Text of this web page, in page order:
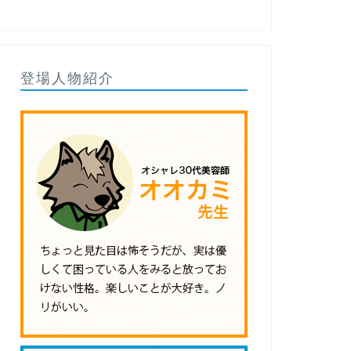
登場人物紹介